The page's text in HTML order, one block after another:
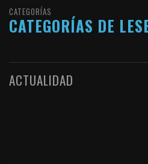
CATEGORÍAS
CATEGORÍAS DE
ACTUALIDAD